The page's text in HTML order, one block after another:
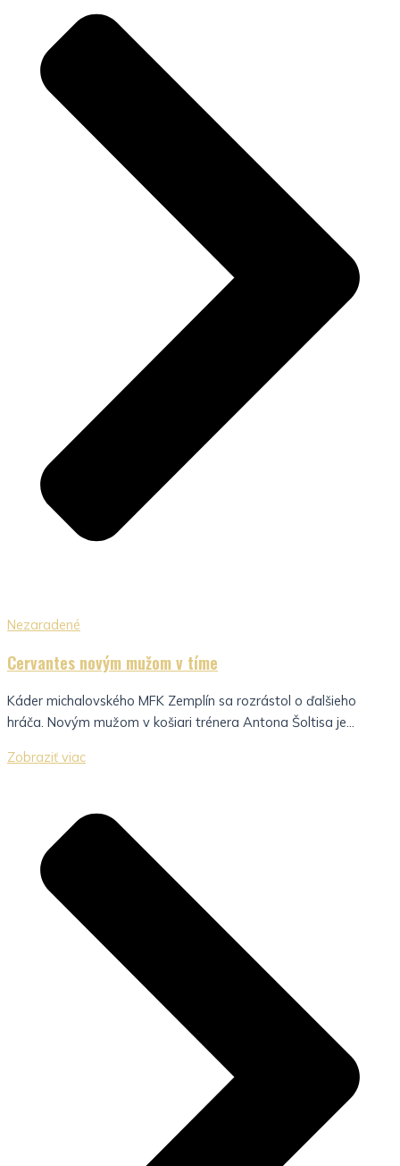
Nezaradené
Cervantes novým mužom v tíme
Káder michalovského MFK Zemplín sa rozrástol o ďalšieho
hráča. Novým mužom v košiari trénera Antona Šoltisa je...
Zobraziť viac